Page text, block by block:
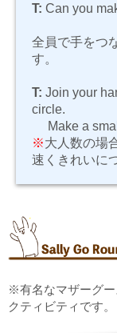
T: Can you
全員で手をつ
す。
T: Join your
circle.
Make a
※大人数の場
速くきれいに
※有名なマザーグー
クティビティです。